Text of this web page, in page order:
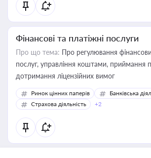
Фінансові та платіжні послуги
Про що тема: Про регулювання
послуг, управління коштами, приймання платежів та
дотримання ліцензійних вимог
Ринок цінних паперів
Банківська
Страхова діяльність
+2